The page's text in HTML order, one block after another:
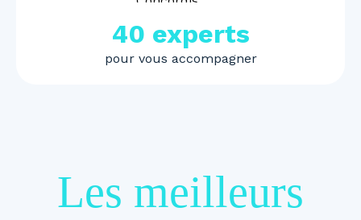
40 experts
pour vous accompagner
Les meilleurs